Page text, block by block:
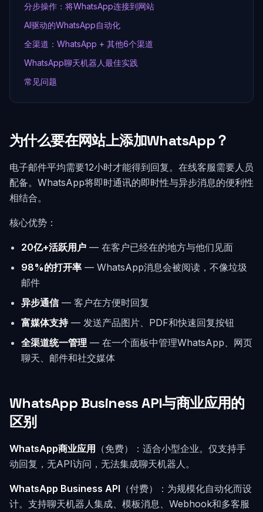
分步操作：将WhatsApp连接到网站
AI驱动的WhatsApp自动化
全渠道：WhatsApp + 其他6个渠道
WhatsApp聊天机器人最佳实践
常见问题
为什么要在网站上添加WhatsApp？
电子邮件平均需要12小时才能得到回复。在线客服需要人员
配备。WhatsApp将即时通讯的即时性与异步消息的便利性
相结合。
核心优势：
20亿+活跃用户 — 在客户已经在的地方与他们见面
98%的打开率 — WhatsApp消息会被阅读，不像垃圾
邮件
异步通信— 客户在方便时回复
富媒体支持— 发送产品图片、PDF和快速回复按钮
全渠道统一管理 — 在一个面板中管理WhatsApp、网页
聊天、邮件和社交媒体
WhatsApp Business API与商业应用的
区别
WhatsApp商业应用 （免费）：适合小型企业。仅支持手
动回复，无API访问，无法集成聊天机器人。
WhatsApp Business API （付费）：为规模化自动化而设
计。支持聊天机器人集成、模板消息、Webhook和多客服